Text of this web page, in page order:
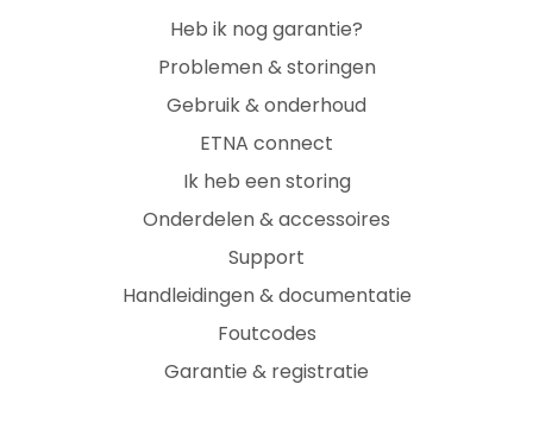
Heb ik nog garantie?
Problemen & storingen
Gebruik & onderhoud
ETNA connect
Ik heb een storing
Onderdelen & accessoires
Support
Handleidingen & documentatie
Foutcodes
Garantie & registratie